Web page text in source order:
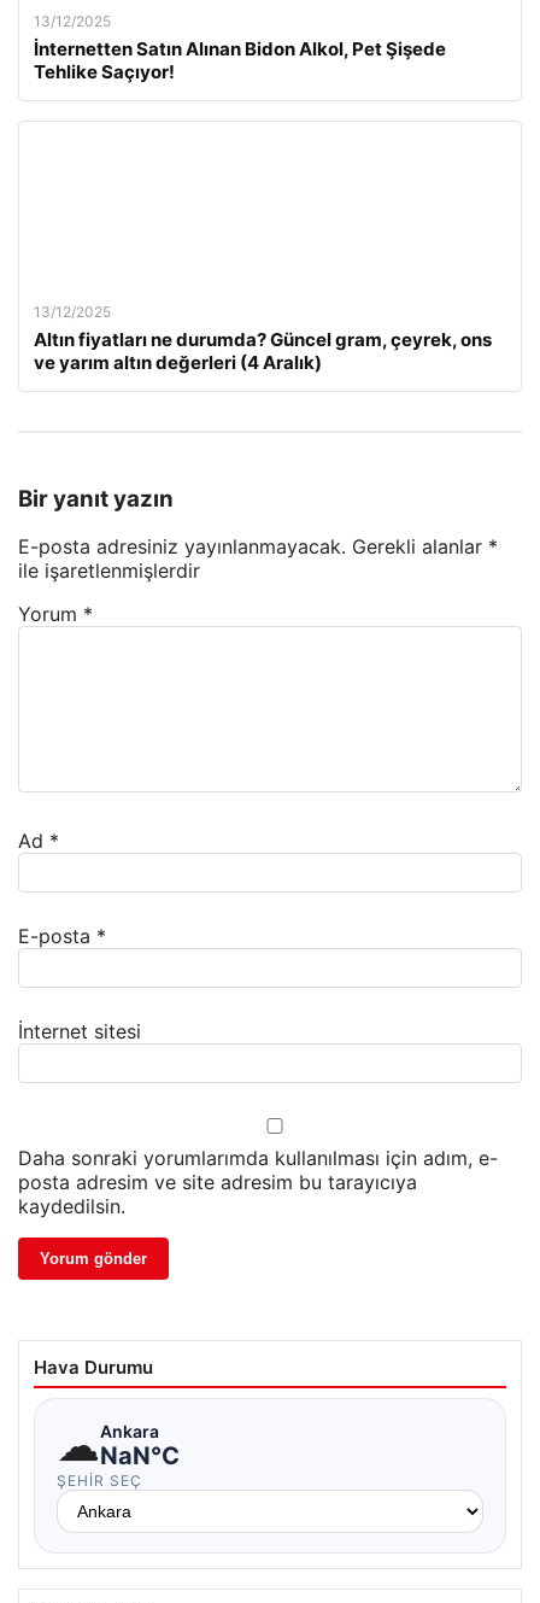
13/12/2025
İnternetten Satın Alınan Bidon Alkol, Pet Şişede
Tehlike Saçıyor!
13/12/2025
Altın fiyatları ne durumda? Güncel gram, çeyrek, ons
ve yarım altın değerleri (4 Aralık)
Bir yanıt yazın
E-posta adresiniz yayınlanmayacak. Gerekli alanlar *
ile işaretlenmişlerdir
Yorum *
Ad *
E-posta *
İnternet sitesi
Daha sonraki yorumlarımda kullanılması için adım, e-
posta adresim ve site adresim bu tarayıcıya
kaydedilsin.
Hava Durumu
☁Ankara
NaN°C
ŞEHIR SEÇ